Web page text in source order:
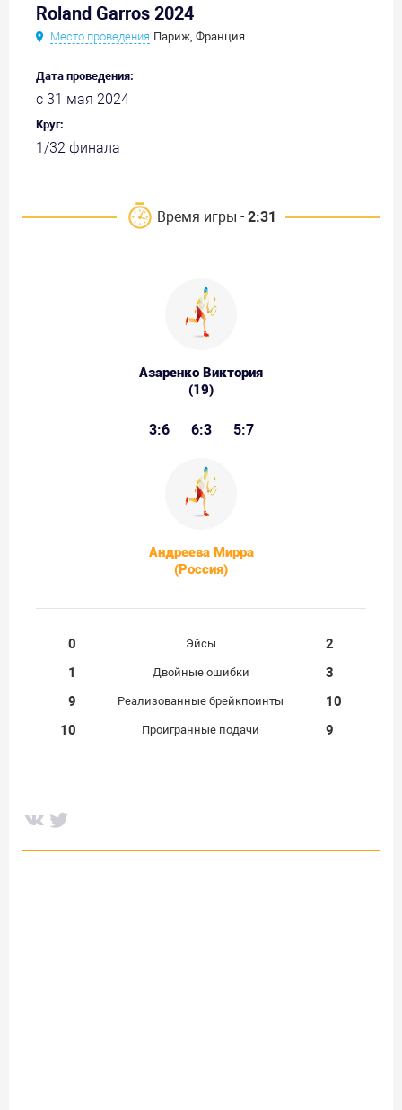
Roland Garros 2024
Место проведения Париж, Франция
Дата проведения:
с 31 мая 2024
Круг:
1/32 финала
Время игры - 2:31
Азаренко Виктория
(19)
3:6 6:3 5:7
Андреева Мирра
(Россия)
0 Эйсы
2
1
Двойные ошибки
3
9
Реализованные брейкпоинты
10
10
Проигранные подачи 9